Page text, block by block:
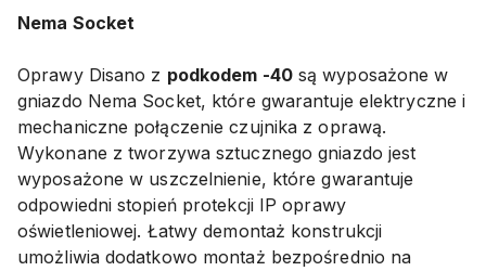
Nema Socket
Oprawy Disano z podkodem -40są wyposażone w
gniazdo Nema Socket, które gwarantuje elektryczne i
mechaniczne połączenie czujnika z oprawą.
Wykonane z tworzywa sztucznego gniazdo jest
wyposażone w uszczelnienie, które gwarantuje
odpowiedni stopień protekcji IP oprawy
oświetleniowej. Łatwy demontaż konstrukcji
umożliwia dodatkowo montaż bezpośrednio na